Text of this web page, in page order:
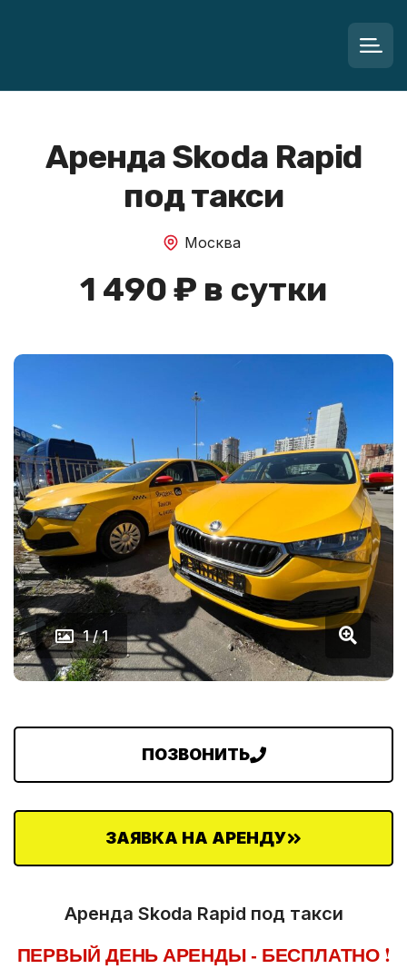
Аренда Skoda Rapid
под такси
Москва
1 490 ₽ в сутки
1 / 1
ПОЗВОНИТЬ
ЗАЯВКА НА АРЕНДУ
Аренда Skoda Rapid под такси
ПЕРВЫЙ ДЕНЬ АРЕНДЫ - БЕСПЛАТНО !